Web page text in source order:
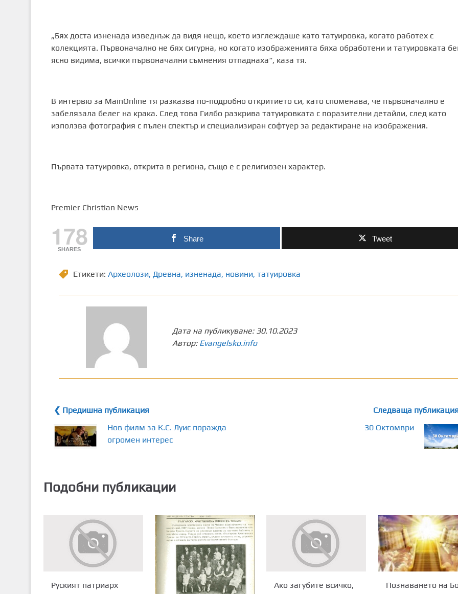
„Бях доста изненада изведнъж да видя нещо, което изглеждаше като татуировка, когато работех с
колекцията. Първоначално не бях сигурна, но когато изображенията бяха обработени и татуировката
ясно видима, всички първоначални съмнения отпаднаха“, каза тя.
В интервю за MainOnline тя разказва по-подробно откритието си, като споменава, че първоначално е
забелязала белег на крака. След това Гилбо разкрива татуировката с поразителни детайли, след като
използва фотография с пълен спектър и специализиран софтуер за редактиране на изображения.
Първата татуировка, открита в региона, също е с религиозен характер.
Premier Christian News
178
SHARES
Share Tweet
Етикети: Археолози, Древна, изненада, новини, татуировка
Дата на публикуване: 30.10.2023
Автор: Evangelsko.info
❮ Предишна публикация
Нов филм за К.С. Луис поражда
огромен интерес
Следваща
30 Октомври
Подобни публикации
Руският патриарх
Ако загубите всичко,
Познаването на